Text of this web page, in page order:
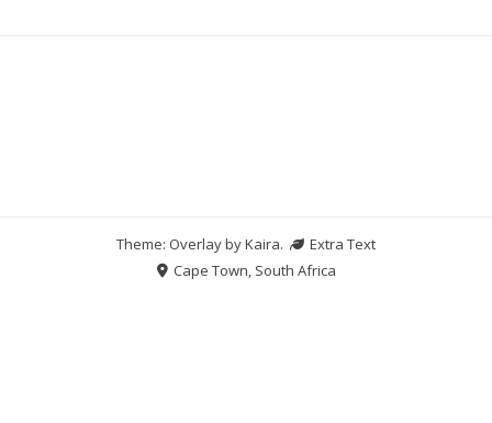
Theme: Overlay byKaira.
Extra Text
Cape Town, South Africa